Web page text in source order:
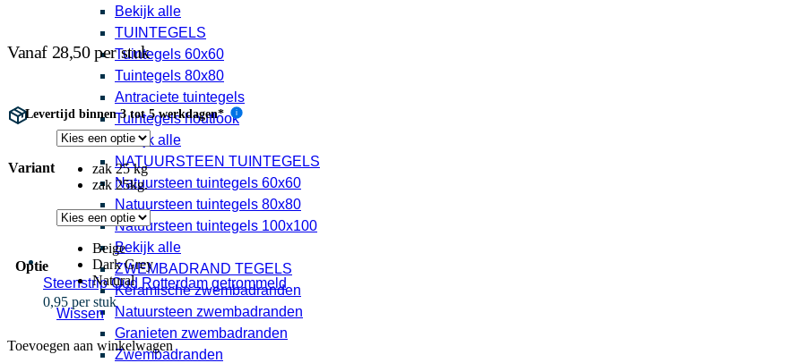
Steenstrip Oud Rotterdam getrommeld
0,95 per stuk
Bekijk alle
TUINTEGELS
Tuintegels 60x60
Tuintegels 80x80
Antraciete tuintegels
Tuintegels houtlook
Bekijk alle
NATUURSTEEN TUINTEGELS
Natuursteen tuintegels 60x60
Natuursteen tuintegels 80x80
Natuursteen tuintegels 100x100
Bekijk alle
ZWEMBADRAND TEGELS
Keramische zwembadranden
Natuursteen zwembadranden
Granieten zwembadranden
Zwembadranden
Vanaf 28,50 per stuk
Levertijd binnen 3 tot 5 werkdagen* i
Variant
zak 25 kg
zak 25kg.
Optie
Beige
Dark Grey
Natural
Wissen
Toevoegen aan winkelwagen